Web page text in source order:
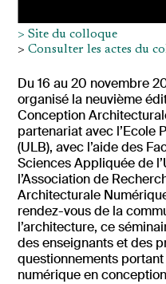
> Site du colloque
>Consulter les actes du
Du 16 au 20 novembre
organisé la neuvième
Conception
partenariat avec l’Ecole
(ULB), avec l’aide des
Sciences Appliquée de
l’Association de
Architecturale
rendez-vous de la
l’architecture, ce
des enseignants et des
questionnements
numérique en